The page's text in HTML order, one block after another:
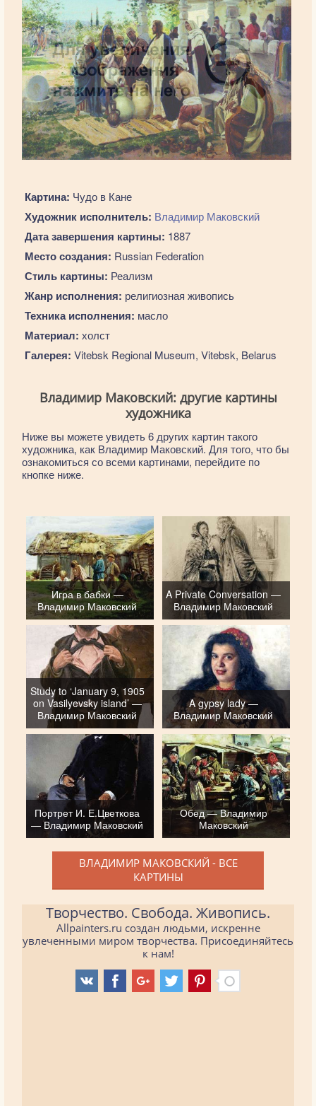
Картина: Чудо в Кане
Художник исполнитель: Владимир Маковский
Дата завершения картины: 1887
Место создания: Russian Federation
Стиль картины: Реализм
Жанр исполнения: религиозная живопись
Техника исполнения: масло
Материал: холст
Галерея: Vitebsk Regional Museum, Vitebsk, Belarus
Владимир Маковский: другие картины
художника
Ниже вы можете увидеть 6 других картин такого
художника, как Владимир Маковский. Для того, что бы
ознакомиться со всеми картинами, перейдите по
кнопке ниже.
Игра в бабки —
Владимир Маковский
A Private Conversation —
Владимир Маковский
Study to ‘January 9, 1905
on Vasilyevsky island’ —
Владимир Маковский
A gypsy lady —
Владимир Маковский
Портрет И. Е.Цветкова
— Владимир Маковский
Обед — Владимир
Маковский
ВЛАДИМИР МАКОВСКИЙ - ВСЕ
КАРТИНЫ
Творчество. Свобода. Живопись.
Allpainters.ru создан людьми, искренне
увлеченными миром творчества. Присоединяйтесь
к нам!